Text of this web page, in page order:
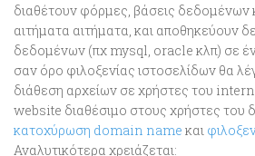
διαθέτουν φόρμες, βάσεις δεδομένων
αιτήματα αιτήματα, και αποθηκεύουν
δεδομένων (πχ mysql, oracle κλπ) σε
σαν όρο φιλοξενίας ιστοσελίδων θα
διάθεση αρχείων σε χρήστες του
website διαθέσιμο στους χρήστες του
κατοχύρωση domain name και
Αναλυτικότερα χρειάζεται: